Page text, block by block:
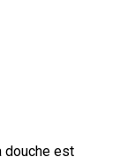
douche est